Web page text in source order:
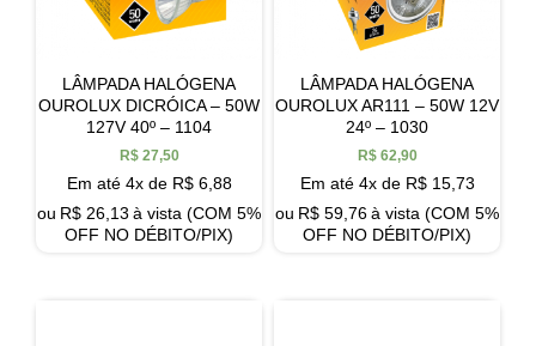
LÂMPADA HALÓGENA
OUROLUX DICRÓICA – 50W
127V 40º – 1104
R$27,50
Em até 4x de R$6,88
ou R$ 26,13 à vista (COM 5%
OFF NO DÉBITO/PIX)
LÂMPADA HALÓGENA
OUROLUX AR111 – 50W 12V
24º – 1030
R$62,90
Em até 4x de R$15,73
ou R$ 59,76à vista (COM 5%
OFF NO DÉBITO/PIX)